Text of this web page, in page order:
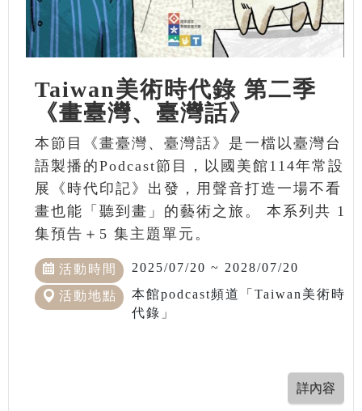
Taiwan美術時代錄 第二季
《畫臺灣、臺灣話》
本節目《畫臺灣、臺灣話》是一檔以臺灣台
語製播的Podcast節目，以國美館114年常設
展《時代印記》出發，用聲音打造一場不看
畫也能「聽到畫」的藝術之旅。 本系列共 1
集預告＋5 集主題單元。
活動時間 2025/07/20 ~ 2028/07/20
活動地點
本館podcast頻道「Taiwan美術時
代錄」